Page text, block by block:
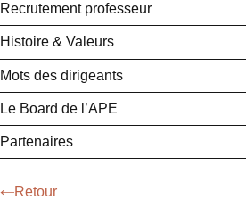
Recrutement professeur
Histoire & Valeurs
Mots des dirigeants
Le Board de l’APE
Partenaires
Retour